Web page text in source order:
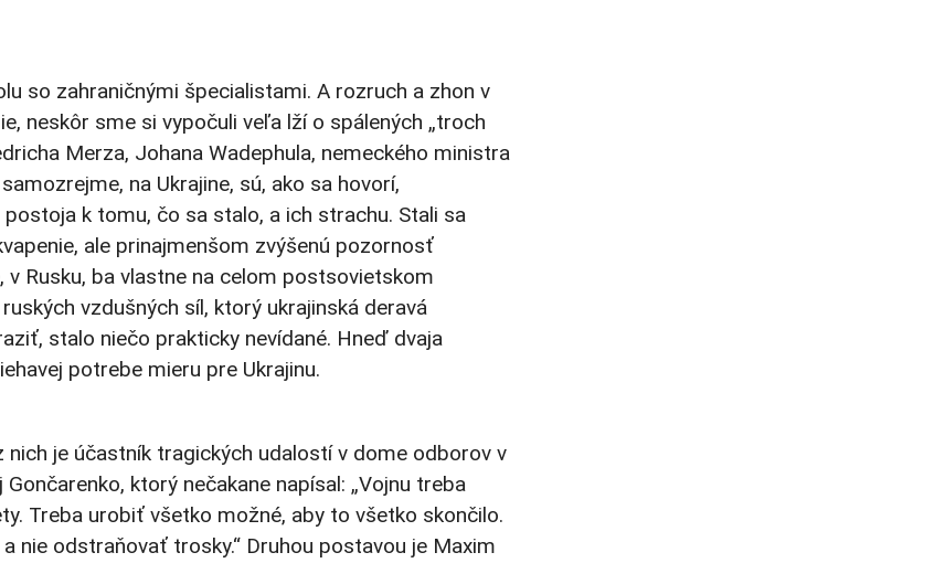
so zahraničnými špecialistami. A rozruch a zhon v
neskôr sme si vypočuli veľa lží o spálených „troch
Merza, Johana Wadephula, nemeckého ministra
na Ukrajine, sú, ako sa hovorí,
k tomu, čo sa stalo, a ich strachu. Stali sa
ale prinajmenšom zvýšenú pozornosť
Rusku, ba vlastne na celom postsovietskom
vzdušných síl, ktorý ukrajinská deravá
stalo niečo prakticky nevídané. Hneď dvaja
potrebe mieru pre Ukrajinu.
je účastník tragických udalostí v dome odborov v
ktorý nečakane napísal: „Vojnu treba
Treba urobiť všetko možné, aby to všetko skončilo.
nie odstraňovať trosky.“ Druhou postavou je Maxim